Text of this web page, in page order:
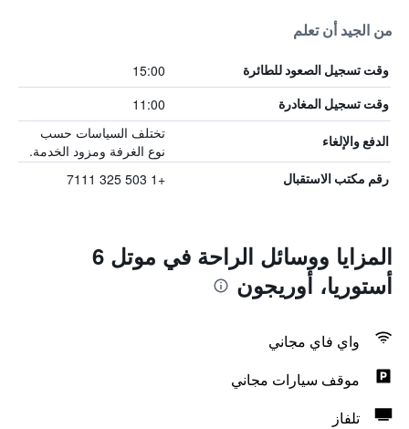
من الجيد أن تعلم
وقت تسجيل الصعود للطائرة 15:00
وقت تسجيل المغادرة 11:00
الدفع والإلغاء
تختلف السياسات حسب
نوع الغرفة ومزود الخدمة.
رقم مكتب الاستقبال +1 503 325 7111
المزايا ووسائل الراحة في موتل 6
أستوريا، أوريجون
واي فاي مجاني
موقف سيارات مجاني
تلفاز